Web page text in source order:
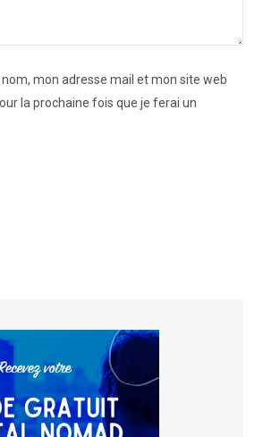
mon adresse mail et mon site web
la prochaine fois que je ferai un